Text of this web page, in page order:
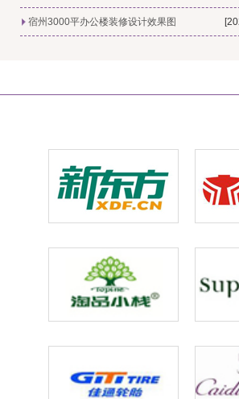
宿州3000平办公楼装修设计效果图